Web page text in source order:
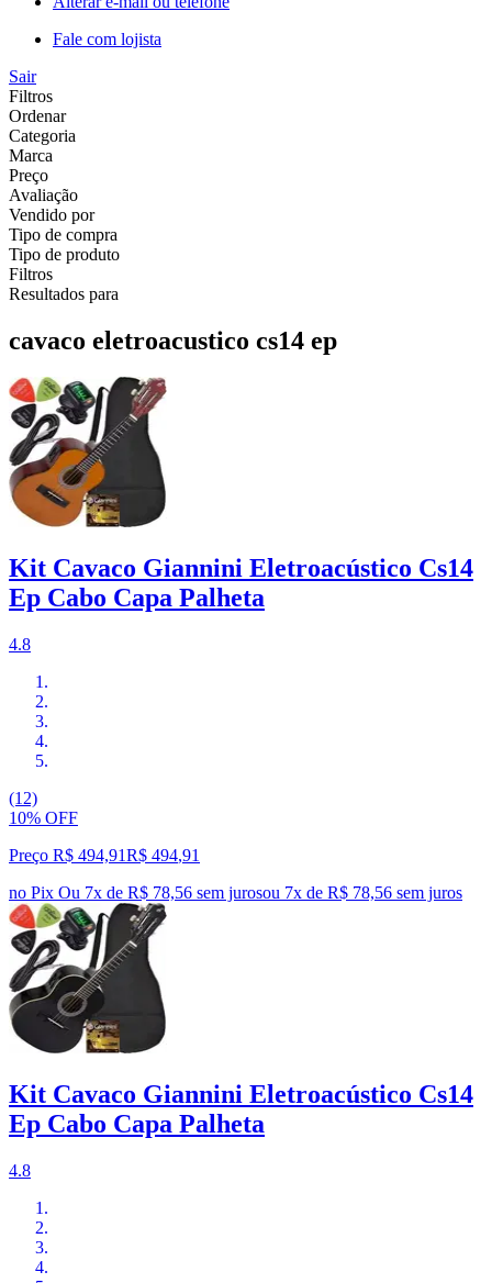
Fale com lojista
Sair
Filtros
Ordenar
Categoria
Marca
Preço
Avaliação
Vendido por
Tipo de compra
Tipo de produto
Filtros
Resultados para
cavaco eletroacustico cs14 ep
Kit Cavaco Giannini Eletroacústico Cs14
Ep Cabo Capa Palheta
4.8
(12)
10% OFF
Preço R$ 494,91R$ 494,91
no Pix Ou 7x de R$ 78,56 sem jurosou 7x de R$ 78,56 sem juros
Kit Cavaco Giannini Eletroacústico Cs14
Ep Cabo Capa Palheta
4.8